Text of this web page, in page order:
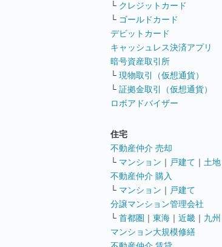
└ クレジットカード
└ ゴールドカード
デビットカード
キャッシュレス決済アプリ
暗号資産取引所
└ 現物取引（仮想通貨）
└ 証拠金取引（仮想通貨）
ロボアドバイザー
住宅
不動産仲介 売却
└ マンション ｜ 戸建て ｜ 土地
不動産仲介 購入
└ マンション ｜ 戸建て
分譲マンション管理会社
└ 首都圏 ｜ 東海 ｜ 近畿 ｜ 九州
マンション大規模修繕